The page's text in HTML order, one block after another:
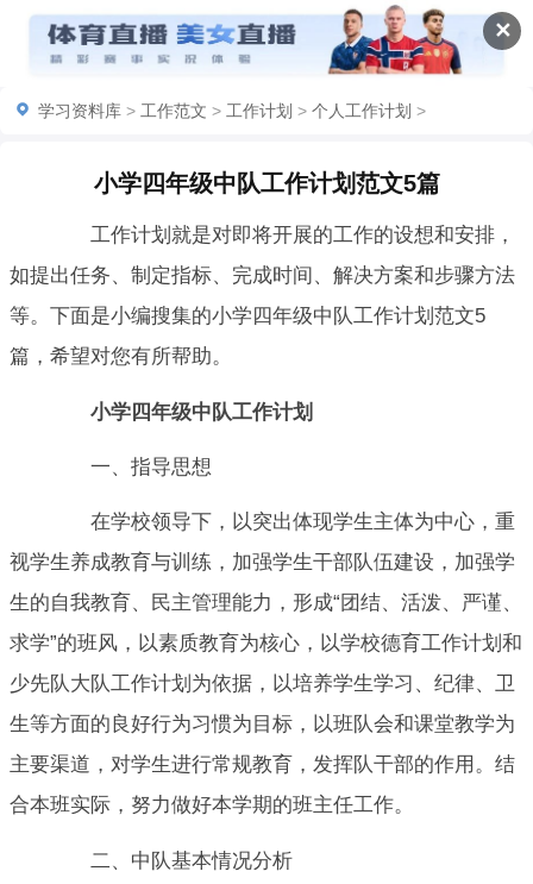
✕
学习资料库 > 工作范文 > 工作计划 > 个人工作计划 >
小学四年级中队工作计划范文5篇
工作计划就是对即将开展的工作的设想和安排，
如提出任务、制定指标、完成时间、解决方案和步骤方法
等。下面是小编搜集的小学四年级中队工作计划范文5
篇，希望对您有所帮助。
小学四年级中队工作计划
一、指导思想
在学校领导下，以突出体现学生主体为中心，重
视学生养成教育与训练，加强学生干部队伍建设，加强学
生的自我教育、民主管理能力，形成“团结、活泼、严谨、
求学”的班风，以素质教育为核心，以学校德育工作计划和
少先队大队工作计划为依据，以培养学生学习、纪律、卫
生等方面的良好行为习惯为目标，以班队会和课堂教学为
主要渠道，对学生进行常规教育，发挥队干部的作用。结
合本班实际，努力做好本学期的班主任工作。
二、中队基本情况分析